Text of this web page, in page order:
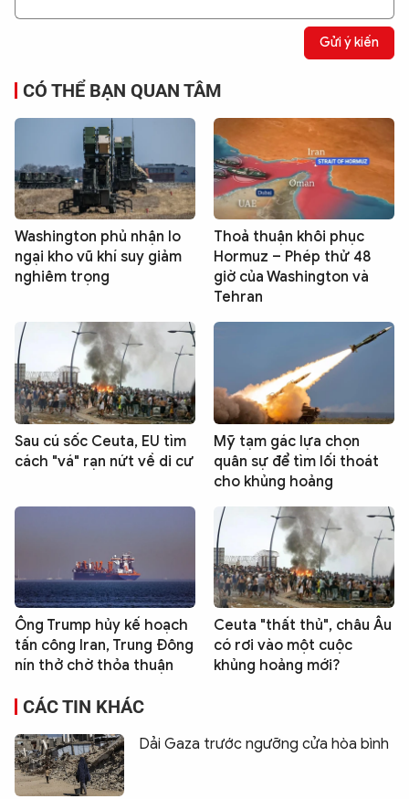
Gửi ý kiến
CÓ THỂ BẠN QUAN TÂM
Washington phủ nhận lo
ngại kho vũ khí suy giảm
nghiêm trọng
Thoả thuận khôi phục
Hormuz – Phép thử 48
giờ của Washington và
Tehran
Sau cú sốc Ceuta, EU tìm
cách "vá" rạn nứt về di cư
Mỹ tạm gác lựa chọn
quân sự để tìm lối thoát
cho khủng hoảng
Ông Trump hủy kế hoạch
tấn công Iran, Trung Đông
nín thở chờ thỏa thuận
Ceuta "thất thủ", châu Âu
có rơi vào một cuộc
khủng hoảng mới?
CÁC TIN KHÁC
Dải Gaza trước ngưỡng cửa hòa bình